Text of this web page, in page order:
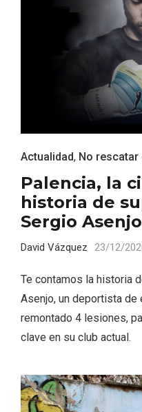
Actualidad, No rescatar
Palencia, la
historia de
Sergio Asenjo
David Vázquez 23/12/
Te contamos la historia
Asenjo, un deportista de
remontado 4 lesiones,
clave en su club actual.